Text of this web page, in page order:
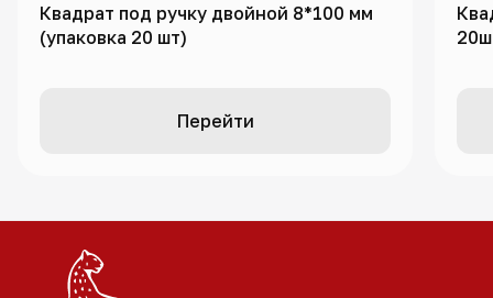
Квадрат под ручку двойной 8*100 мм
(упаковка 20 шт)
Перейти